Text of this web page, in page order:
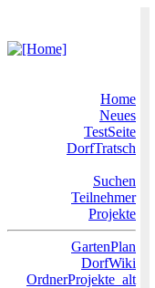
Home
Neues
TestSeite
DorfTratsch
Suchen
Teilnehmer
Projekte
GartenPlan
DorfWiki
OrdnerProjekte_alt